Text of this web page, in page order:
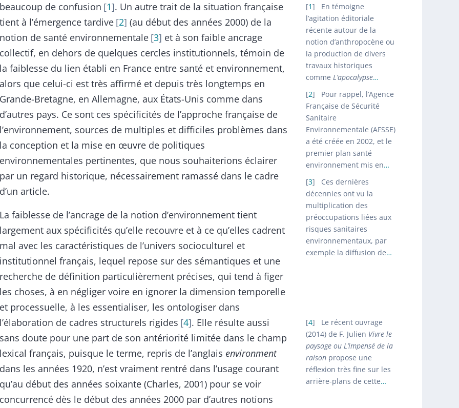
beaucoup de confusion 1 . Un autre trait de la situation française
tient à l’émergence tardive 2 (au début des années 2000) de la
notion de santé environnementale 3 et à son faible ancrage
collectif, en dehors de quelques cercles institutionnels, témoin de
la faiblesse du lien établi en France entre santé et environnement,
alors que celui-ci est très affirmé et depuis très longtemps en
Grande-Bretagne, en Allemagne, aux États-Unis comme dans
d’autres pays. Ce sont ces spécificités de l’approche française de
l’environnement, sources de multiples et difficiles problèmes dans
la conception et la mise en œuvre de politiques
environnementales pertinentes, que nous souhaiterions éclairer
par un regard historique, nécessairement ramassé dans le cadre
d’un article.
La faiblesse de l’ancrage de la notion d’environnement tient
largement aux spécificités qu’elle recouvre et à ce qu’elles cadrent
mal avec les caractéristiques de l’univers socioculturel et
institutionnel français, lequel repose sur des sémantiques et une
recherche de définition particulièrement précises, qui tend à figer
les choses, à en négliger voire en ignorer la dimension temporelle
et processuelle, à les essentialiser, les ontologiser dans
l’élaboration de cadres structurels rigides 4 . Elle résulte aussi
sans doute pour une part de son antériorité limitée dans le champ
lexical français, puisque le terme, repris de l’anglais environment
dans les années 1920, n’est vraiment rentré dans l’usage courant
qu’au début des années soixante (Charles, 2001) pour se voir
concurrencé dès le début des années 2000 par d’autres notions
1
En témoigne
l’agitation éditoriale
récente autour de la
notion d’anthropocène ou
la production de divers
travaux historiques
comme L’apocalypse…
2
Pour rappel, l’Agence
Française de Sécurité
Sanitaire
Environnementale (AFSSE)
a été créée en 2002, et le
premier plan santé
environnement mis en…
3
Ces dernières
décennies ont vu la
multiplication des
préoccupations liées aux
risques sanitaires
environnementaux, par
exemple la diffusion de…
4
Le récent ouvrage
(2014) de F. Julien Vivre le
paysage ou L’impensé de la
raisonpropose une
réflexion très fine sur les
arrière-plans de cette…